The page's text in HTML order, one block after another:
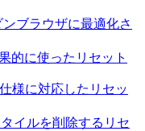
ンブラウザに最適化さ
的に使ったリセット
仕様に対応したリセッ
タイルを削除するリセ